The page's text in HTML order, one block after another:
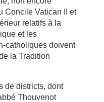
Concile Vatican II et
relatifs à la
et les
catholiques doivent
la Tradition
de districts, dont
Thouvenot